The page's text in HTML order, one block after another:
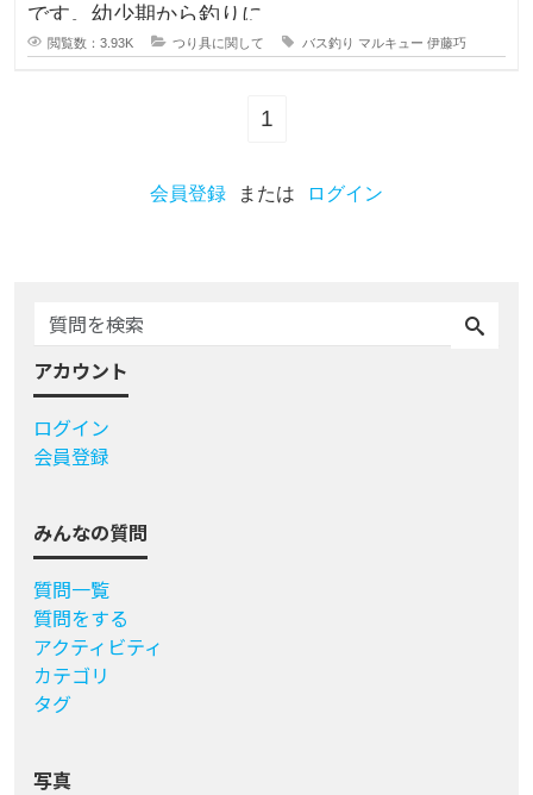
です。幼少期から釣りに
閲覧数：3.93K つり具に関して バス釣り マルキュー 伊藤巧
1
会員登録 または ログイン
アカウント
ログイン
会員登録
みんなの質問
質問一覧
質問をする
アクティビティ
カテゴリ
タグ
写真